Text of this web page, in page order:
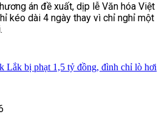
án đề xuất, dịp lễ Văn hóa Việt
kéo dài 4 ngày thay vì chỉ nghỉ một
Lắk bị phạt 1,5 tỷ đồng, đình chỉ lò hơi